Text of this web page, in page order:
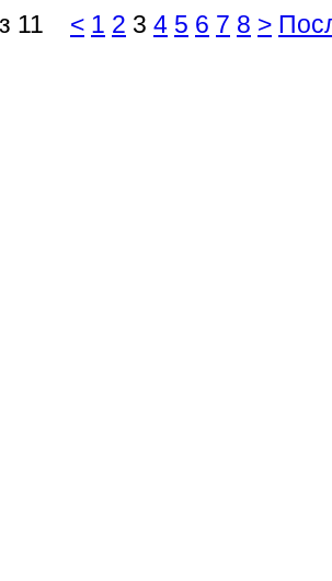
11 < 1 2 3 4 5 6 7 8 >